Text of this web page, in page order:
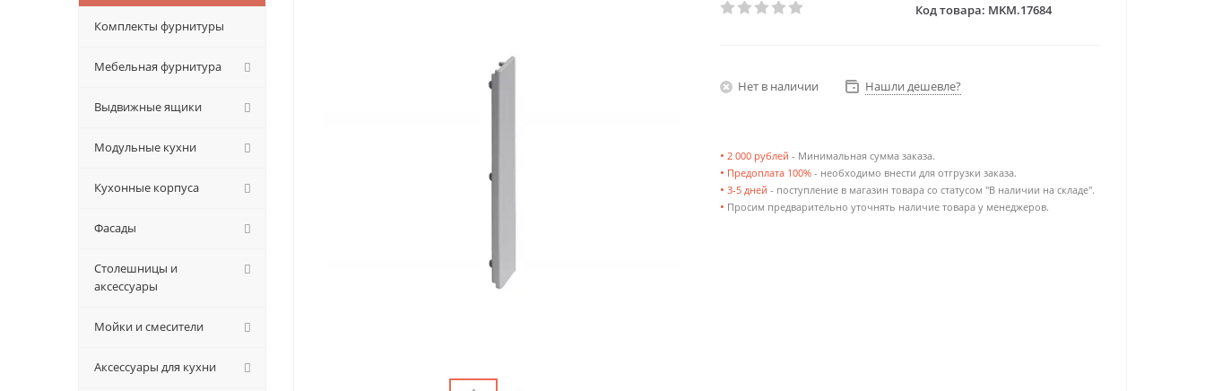
Код товара: MKM.17684
Нет в наличии Нашли дешевле?
• 2 000 рублей - Минимальная сумма заказа.
• Предоплата 100% - необходимо внести для отгрузки заказа.
• 3-5 дней - поступление в магазин товара со статусом "В наличии на складе".
• Просим предварительно уточнять наличие товара у менеджеров.
Комплекты фурнитуры
Мебельная фурнитура
Выдвижные ящики
Модульные кухни
Кухонные корпуса
Фасады
Столешницы и
аксессуары
Мойки и смесители
Аксессуары для кухни